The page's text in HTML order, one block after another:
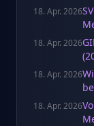
18. Apr. 2026
18. Apr. 2026
18. Apr. 2026
18. Apr. 2026